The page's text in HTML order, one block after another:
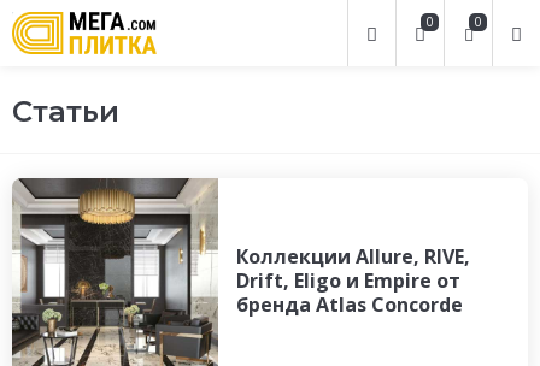
0
0
Статьи
Коллекции Allure, RIVE,
Drift, Eligo и Empire от
бренда Atlas Concorde